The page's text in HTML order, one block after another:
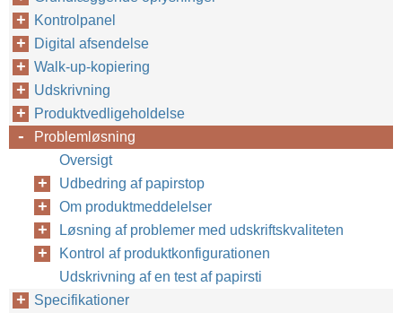
Kontrolpanel
Digital afsendelse
Walk-up-kopiering
Udskrivning
Produktvedligeholdelse
Problemløsning
Oversigt
Udbedring af papirstop
Om produktmeddelelser
Løsning af problemer med udskriftskvaliteten
Kontrol af produktkonfigurationen
Udskrivning af en test af papirsti
Specifikationer